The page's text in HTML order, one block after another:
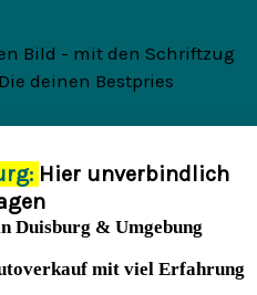
Hier unverbindlich
Duisburg & Umgebung
mit viel Erfahrung